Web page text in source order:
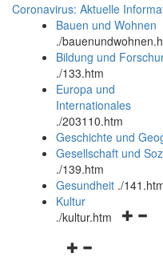
Coronavirus: Aktuelle
Bauen und Wohnen
./
Bildung und
./133.htm
Europa und
Internationales
./203110.htm
Geschichte und
Gesellschaft und
./139.htm
Gesundheit ./
Kultur
./kultur.htm
Navigationsmenü